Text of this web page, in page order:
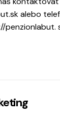
alebo
penzionlabut.